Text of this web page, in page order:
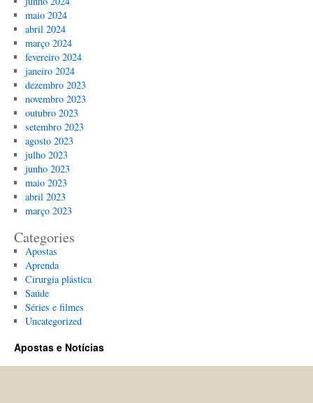
maio 2024
abril 2024
março 2024
fevereiro 2024
janeiro 2024
dezembro 2023
novembro 2023
outubro 2023
setembro 2023
agosto 2023
julho 2023
junho 2023
maio 2023
abril 2023
março 2023
Categories
Apostas
Aprenda
Cirurgia plástica
Saúde
Séries e filmes
Uncategorized
Apostas e Notícias